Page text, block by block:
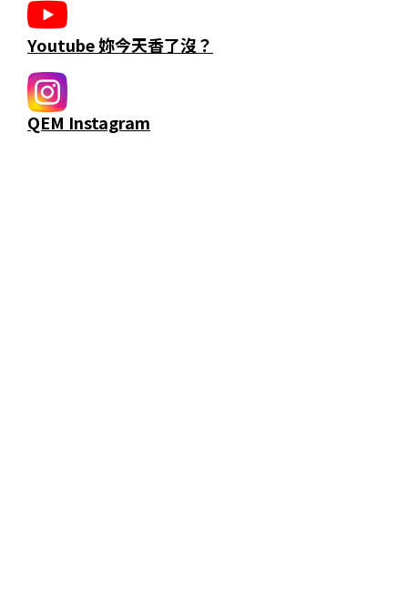
Youtube 妳今天香了沒？
QEM Instagram